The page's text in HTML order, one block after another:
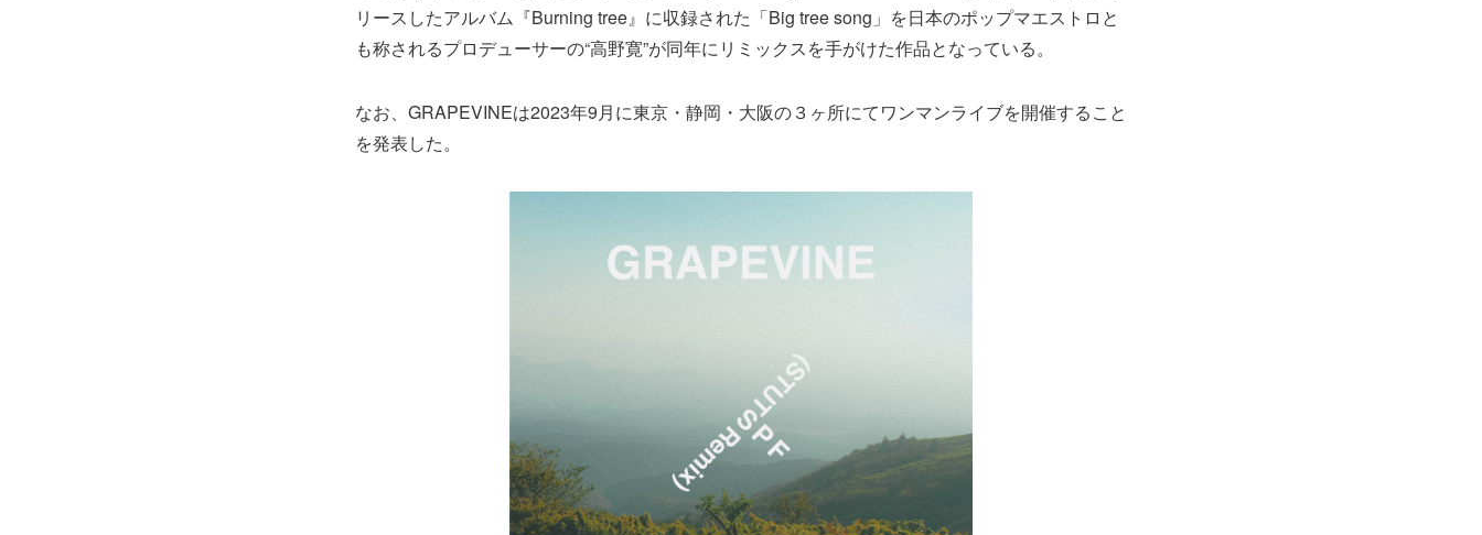
リースしたアルバム『Burning tree』に収録された「Big tree song」を日本のポップマエストロと
も称されるプロデューサーの“高野寛”が同年にリミックスを手がけた作品となっている。
なお、GRAPEVINEは2023年9月に東京・静岡・大阪の３ヶ所にてワンマンライブを開催すること
を発表した。